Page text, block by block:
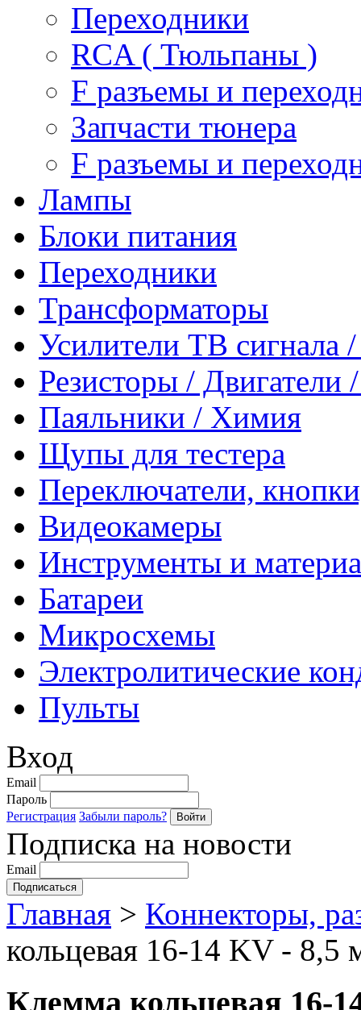
Переходники
RCA ( Тюльпаны )
F разъемы и
Запчасти тюнера
F разъемы и
Лампы
Блоки питания
Переходники
Трансформаторы
Усилители ТВ сигнала
Резисторы /
Паяльники / Химия
Щупы для тестера
Переключатели,
Видеокамеры
Инструменты и
Батареи
Микросхемы
Электролитические
Пульты
Вход
Email
Пароль
Регистрация Забыли пароль?
Подписка на новости
Email
Главная > Коннекторы,
кольцевая 16-14 KV - 8,5
Клемма кольцевая 16-